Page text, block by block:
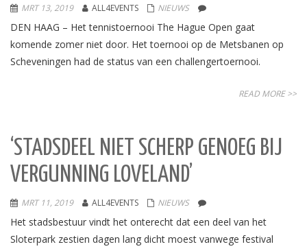
MRT 13, 2019 ALL4EVENTS NIEUWS
DEN HAAG – Het tennistoernooi The Hague Open gaat
komende zomer niet door. Het toernooi op de Metsbanen op
Scheveningen had de status van een challengertoernooi.
READ MORE >>
‘STADSDEEL NIET SCHERP GENOEG BIJ
VERGUNNING LOVELAND’
MRT 11, 2019 ALL4EVENTS NIEUWS
Het stadsbestuur vindt het onterecht dat een deel van het
Sloterpark zestien dagen lang dicht moest vanwege festival